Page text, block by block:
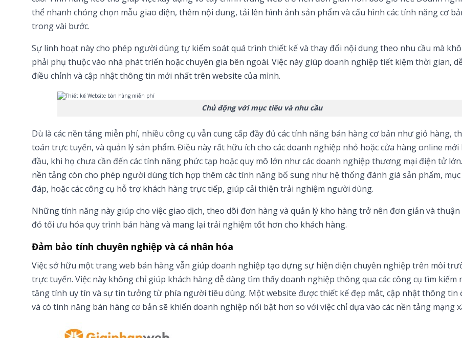
thể nhanh chóng chọn mẫu giao diện, thêm nội dung, tải lên hình ảnh sản phẩm và cấu hình các tính năng cơ
trong vài bước.
Sự linh hoạt này cho phép người dùng tự kiểm soát quá trình thiết kế và thay đổi nội dung theo nhu cầu mà
phải phụ thuộc vào nhà phát triển hoặc chuyên gia bên ngoài. Việc này giúp doanh nghiệp tiết kiệm thời gian,
điều chỉnh và cập nhật thông tin mới nhất trên website của mình.
Chủ động với mục tiêu và nhu cầu
Dù là các nền tảng miễn phí, nhiều công cụ vẫn cung cấp đầy đủ các tính năng bán hàng cơ bản như giỏ hàng,
toán trực tuyến, và quản lý sản phẩm. Điều này rất hữu ích cho các doanh nghiệp nhỏ hoặc cửa hàng online mới
đầu, khi họ chưa cần đến các tính năng phức tạp hoặc quy mô lớn như các doanh nghiệp thương mại điện tử
nền tảng còn cho phép người dùng tích hợp thêm các tính năng bổ sung như hệ thống đánh giá sản phẩm,
đáp, hoặc các công cụ hỗ trợ khách hàng trực tiếp, giúp cải thiện trải nghiệm người dùng.
Những tính năng này giúp cho việc giao dịch, theo dõi đơn hàng và quản lý kho hàng trở nên đơn giản và
đó tối ưu hóa quy trình bán hàng và mang lại trải nghiệm tốt hơn cho khách hàng.
Đảm bảo tính chuyên nghiệp và cá nhân hóa
Việc sở hữu một trang web bán hàng vẫn giúp doanh nghiệp tạo dựng sự hiện diện chuyên nghiệp trên môi
trực tuyến. Việc này không chỉ giúp khách hàng dễ dàng tìm thấy doanh nghiệp thông qua các công cụ tìm kiếm
tăng tính uy tín và sự tin tưởng từ phía người tiêu dùng. Một website được thiết kế đẹp mắt, cập nhật thông tin
và có tính năng bán hàng cơ bản sẽ khiến doanh nghiệp nổi bật hơn so với việc chỉ dựa vào các nền tảng mạng